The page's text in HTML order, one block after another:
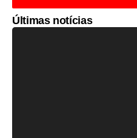
Últimas notícias